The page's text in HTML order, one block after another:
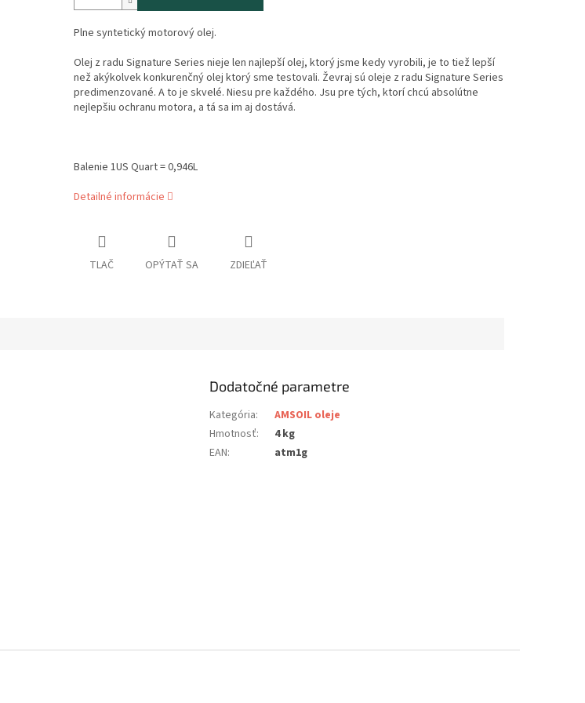
Plne syntetický motorový olej.
Olej z radu Signature Series nieje len najlepší olej, ktorý jsme kedy vyrobili, je to tiež lepší
než akýkolvek konkurenčný olej ktorý sme testovali. Ževraj sú oleje z radu Signature Series
predimenzované. A to je skvelé. Niesu pre každého. Jsu pre tých, ktorí chcú absolútne
nejlepšiu ochranu motora, a tá sa im aj dostává.
Balenie 1US Quart = 0,946L
Detailné informácie
TLAČ OPÝTAŤ SA ZDIEĽAŤ
Dodatočné parametre
Kategória:
AMSOIL oleje
Hmotnosť:
4 kg
EAN: atm1g